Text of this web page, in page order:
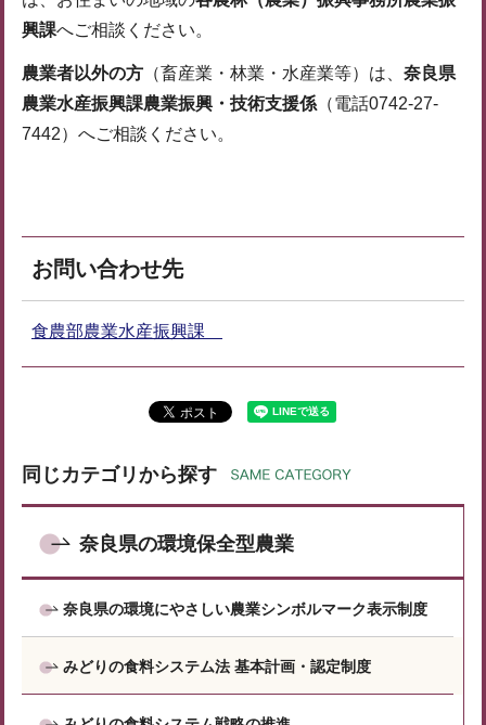
興課へご相談ください。
農業者以外の方 （畜産業・林業・水産業等）は、 奈良県
農業水産振興課農業振興・技術支援係 （電話0742-27-
7442）へご相談ください。
お問い合わせ先
食農部農業水産振興課
同じカテゴリから探す
奈良県の環境保全型農業
奈良県の環境にやさしい農業シンボルマーク表示制度
みどりの食料システム法 基本計画・認定制度